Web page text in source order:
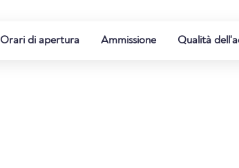
Orari di apertura Ammissione Qualità